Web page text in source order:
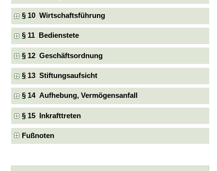
§ 10 Wirtschaftsführung
§ 11 Bedienstete
§ 12 Geschäftsordnung
§ 13 Stiftungsaufsicht
§ 14 Aufhebung, Vermögensanfall
§ 15 Inkrafttreten
Fußnoten